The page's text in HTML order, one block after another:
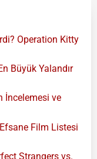
Operation Kitty
Büyük Yalandır
İncelemesi ve
Film Listesi
Strangers vs.